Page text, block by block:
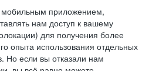
мобильным приложением,
нам доступ к вашему
для получения более
опыта использования отдельных
Но если вы отказали нам